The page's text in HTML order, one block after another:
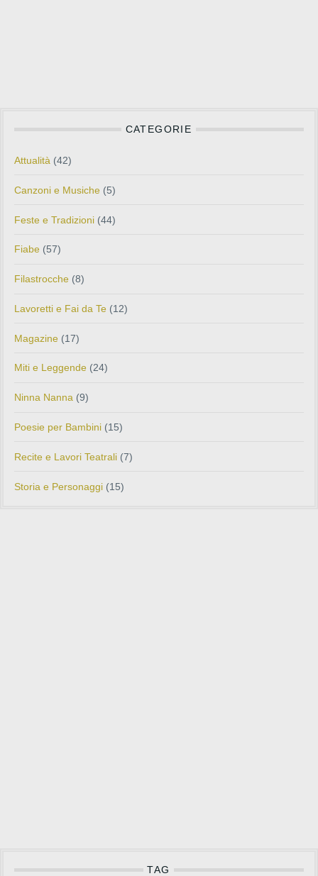
CATEGORIE
Attualità (42)
Canzoni e Musiche (5)
Feste e Tradizioni (44)
Fiabe (57)
Filastrocche (8)
Lavoretti e Fai da Te (12)
Magazine (17)
Miti e Leggende (24)
Ninna Nanna (9)
Poesie per Bambini (15)
Recite e Lavori Teatrali (7)
Storia e Personaggi (15)
TAG